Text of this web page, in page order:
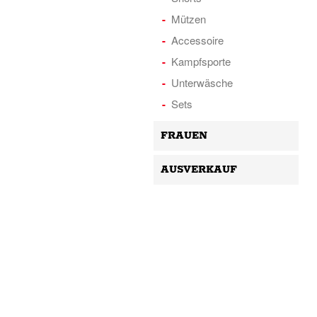
Mützen
Accessoire
Kampfsporte
Unterwäsche
Sets
FRAUEN
AUSVERKAUF